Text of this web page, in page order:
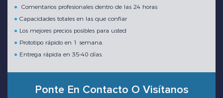
● Comentarios profesionales dentro de las 24 horas
●Capacidades totales en las que confiar
● Los mejores precios posibles para usted
● Prototipo rápido en 1 semana.
● Entrega rápida en 35-40 días.
Ponte En Contacto O Visítanos